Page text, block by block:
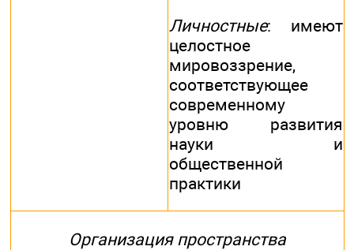
Личностные: имеют
целостное
мировоззрение,
соответствующее
современному
уровню развития
науки и
общественной
практики
Организация пространства